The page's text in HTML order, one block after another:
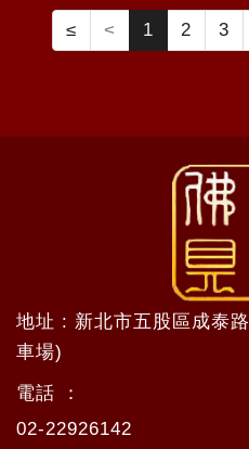
≤ < 1 2 3
地址 : 新北市五股區成泰
車場)
電話 ：
02-22926142